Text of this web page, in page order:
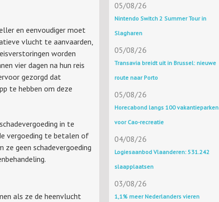
en eenvoudiger moet
vlucht te aanvaarden,
worden
vier dagen na hun reis
gezorgd dat
te hebben om deze
in te
vergoeding te betalen of
geen schadevergoeding
als ze de heenvlucht
05/08/26
Nintendo Switch 2 Summer Tour in
Slagharen
05/08/26
Transavia breidt uit in Brussel: nieuwe
route naar Porto
05/08/26
Horecabond langs 100 vakantieparken
voor Cao-recreatie
04/08/26
Logiesaanbod Vlaanderen: 531.242
slaapplaatsen
03/08/26
1,1% meer Nederlanders vieren